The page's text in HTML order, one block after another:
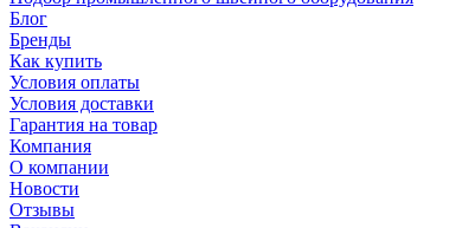
Блог
Бренды
Как купить
Условия оплаты
Условия доставки
Гарантия на товар
Компания
О компании
Новости
Отзывы